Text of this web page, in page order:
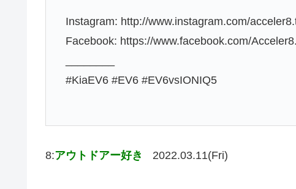
Instagram: http://www.instagram.com/
Facebook: https://www.facebook.com/
#KiaEV6 #EV6 #EV6vsIONIQ5
8:アウトドアー好き 2022.03.11(Fri)